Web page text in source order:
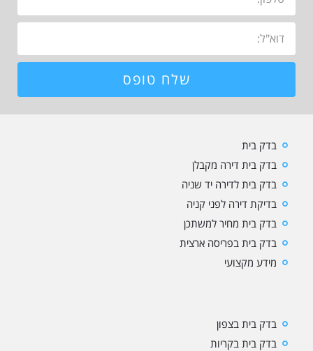
שלח טופס
בדק בית
בדק בית דירה מקבלן
בדק בית לדירה יד שניה
בדיקת דירה לפני קניה
בדק בית מחיר למשתכן
בדק בית בפריסה ארצית
מידע מקצועי
בדק בית בצפון
בדק בית בקריות